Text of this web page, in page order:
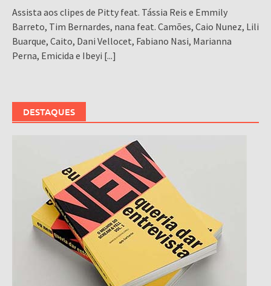
Assista aos clipes de Pitty feat. Tássia Reis e Emmily
Barreto, Tim Bernardes, nana feat. Camões, Caio Nunez, Lili
Buarque, Caito, Dani Vellocet, Fabiano Nasi, Marianna
Perna, Emicida e Ibeyi [...]
DESTAQUES